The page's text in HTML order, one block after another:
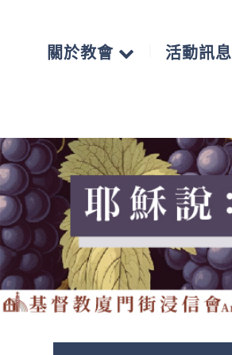
關於教會 活動訊息